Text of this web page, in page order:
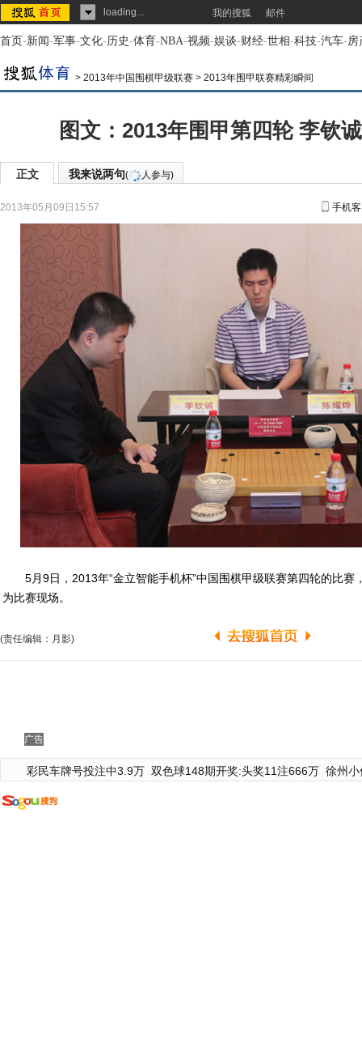
loading... 我的搜狐 邮件
首页-新闻-军事-文化-历史-体育-NBA-视频-娱谈-财经-世相-科技-汽车-房
> 2013年中国围棋甲级联赛 > 2013年围甲联赛精彩瞬间
图文：2013年围甲第四轮 李钦
正文 我来说两句( 人参与)
2013年05月09日15:57 手机
5月9日，2013年“金立智能手机杯”中国围棋甲级联赛第四轮的比赛
为比赛现场。
(责任编辑：月影)
广告
彩民车牌号投注中3.9万 双色球148期开奖:头奖11注666万 徐州